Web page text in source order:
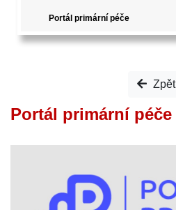
Portál primární péče
Zpět
Portál primární péče